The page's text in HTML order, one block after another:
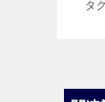
タ